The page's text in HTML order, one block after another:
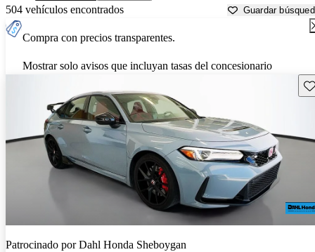
504 vehículos encontrados Guardar
Compra con precios transparentes.
Mostrar solo avisos que incluyan tasas del concesionario
Patrocinado porDahl Honda Sheboygan